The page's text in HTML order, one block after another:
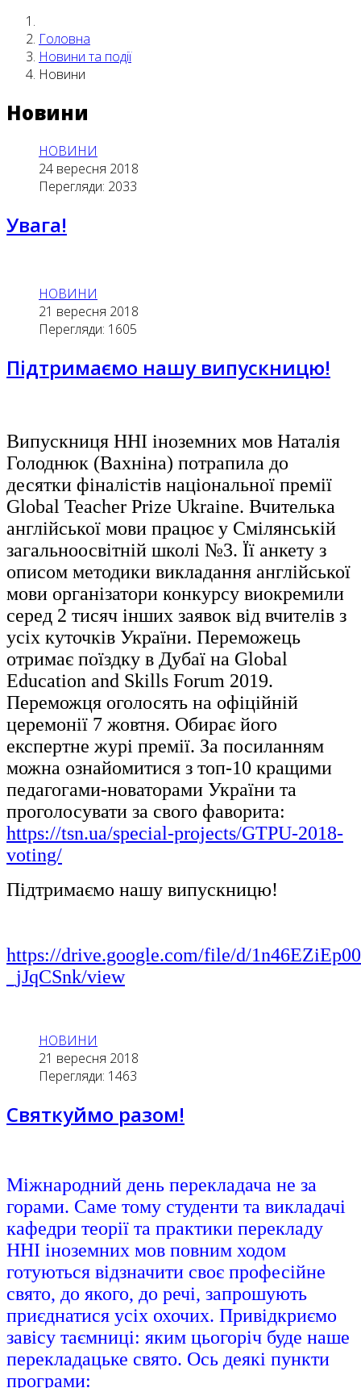
Головна
Новини та події
Новини
Новини
НОВИНИ
24 вересня 2018
Перегляди: 2033
Увага!
НОВИНИ
21 вересня 2018
Перегляди: 1605
Підтримаємо нашу випускницю!
Випускниця ННІ іноземних мов Наталія
Голоднюк (Вахніна) потрапила до
десятки фіналістів національної премії
Global Teacher Prize Ukraine. Вчителька
англійської мови працює у Смілянській
загальноосвітній школі №3. Її анкету з
описом методики викладання англійської
мови організатори конкурсу виокремили
серед 2 тисяч інших заявок від вчителів з
усіх куточків України. Переможець
отримає поїздку в Дубаї на Global
Education and Skills Forum 2019.
Переможця оголосять на офіційній
церемонії 7 жовтня. Обирає його
експертне журі премії. За посиланням
можна ознайомитися з топ-10 кращими
педагогами-новаторами України та
проголосувати за свого фаворита:
https://tsn.ua/special-projects/GTPU-2018-
voting/
Підтримаємо нашу випускницю!
https://drive.google.com/file/d/
_jJqCSnk/view
НОВИНИ
21 вересня 2018
Перегляди: 1463
Святкуймо разом!
Міжнародний день перекладача не за
горами. Саме тому студенти та викладачі
кафедри теорії та практики перекладу
ННІ іноземних мов повним ходом
готуються відзначити своє професійне
свято, до якого, до речі, запрошують
приєднатися усіх охочих. Привідкриємо
завісу таємниці: яким цьогоріч буде наше
перекладацьке свято. Ось деякі пункти
програми: